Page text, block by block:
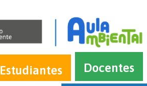
Estudiantes
Docentes